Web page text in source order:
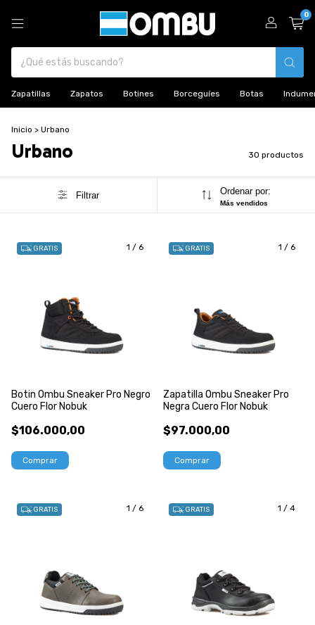
0
Zapatillas Zapatos Botines Borceguíes Botas
Inicio > Urbano
Urbano 30 productos
Filtrar Ordenar por:
Más vendidos
1 / 6
GRATIS
Botin Ombu Sneaker Pro Negro
Cuero Flor Nobuk
$106.000,00
Comprar
1 / 6
GRATIS
Zapatilla Ombu Sneaker Pro
Negra Cuero Flor Nobuk
$97.000,00
Comprar
1 / 6
GRATIS 1 / 4
GRATIS